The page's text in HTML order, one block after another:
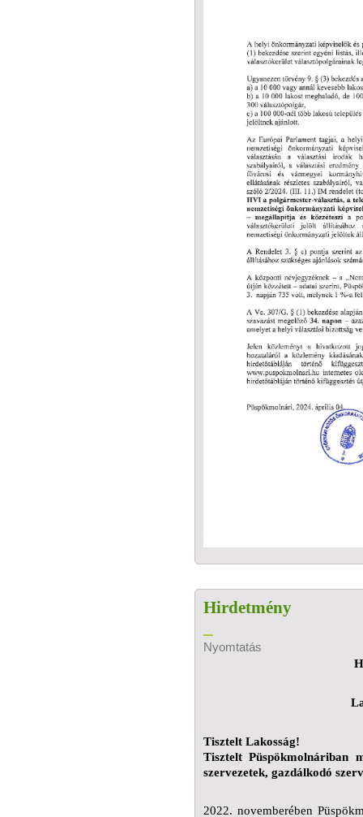
Hirdetmény
Nyomtatás
Tisztelt Lakosság!
Tisztelt Püspökmolnáriban
szervezetek, gazdálkodó
2022. novemberében